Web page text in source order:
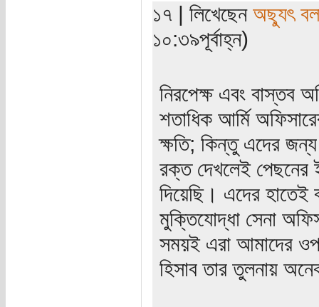
১৭ | লিখেছেন অছ্যুৎ
১০:৩৯পূর্বাহ্ন)
নিরপেক্ষ এবং বাস্তব
শতাধিক আর্মি
ক্ষতি; কিন্তু এদের
রক্ত দেখলেই পেছনের
দিয়েছি। এদের
মুক্তিযোদ্ধা সেনা
সময়ই এরা আমাদের
হিসাব তার তুলনায়